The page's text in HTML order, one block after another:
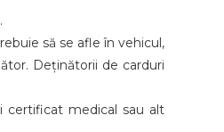
să se afle în vehicul,
Deținătorii de carduri
certificat medical sau alt